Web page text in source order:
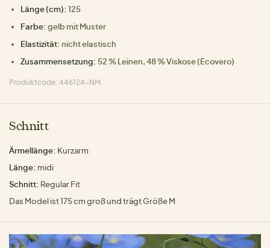
Länge (cm): 125
Farbe: gelb mit Muster
Elastizität: nicht elastisch
Zusammensetzung: 52 % Leinen, 48 % Viskose (Ecovero)
Produktcode: 446124-NM
Schnitt
Ärmellänge: Kurzarm
Länge: midi
Schnitt: Regular Fit
Das Model ist 175 cm groß und trägt Größe M